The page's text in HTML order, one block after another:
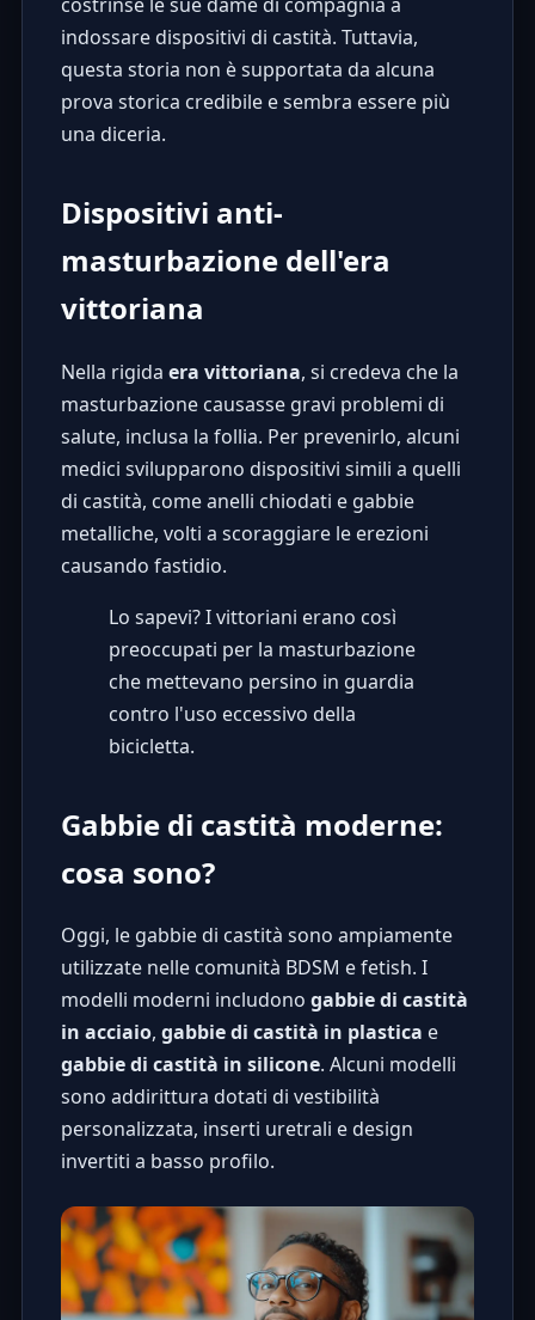
indossare dispositivi di castità. Tuttavia,
questa storia non è supportata da alcuna
prova storica credibile e sembra essere più
una diceria.
Dispositivi anti-
masturbazione dell'era
vittoriana
Nella rigida era vittoriana, si credeva che la
masturbazione causasse gravi problemi di
salute, inclusa la follia. Per prevenirlo, alcuni
medici svilupparono dispositivi simili a quelli
di castità, come anelli chiodati e gabbie
metalliche, volti a scoraggiare le erezioni
causando fastidio.
Lo sapevi? I vittoriani erano così
preoccupati per la masturbazione
che mettevano persino in guardia
contro l'uso eccessivo della
bicicletta.
Gabbie di castità moderne:
cosa sono?
Oggi, le gabbie di castità sono ampiamente
utilizzate nelle comunità BDSM e fetish. I
modelli moderni includono gabbie di castità
in acciaio, gabbie di castità in plastica e
gabbie di castità in silicone. Alcuni modelli
sono addirittura dotati di vestibilità
personalizzata, inserti uretrali e design
invertiti a basso profilo.